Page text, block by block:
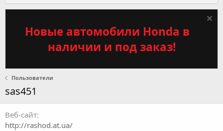
Новые автомобили Honda в
наличии и под заказ!
Пользователи
sas451
Веб-сайт
http://rashod.at.ua/